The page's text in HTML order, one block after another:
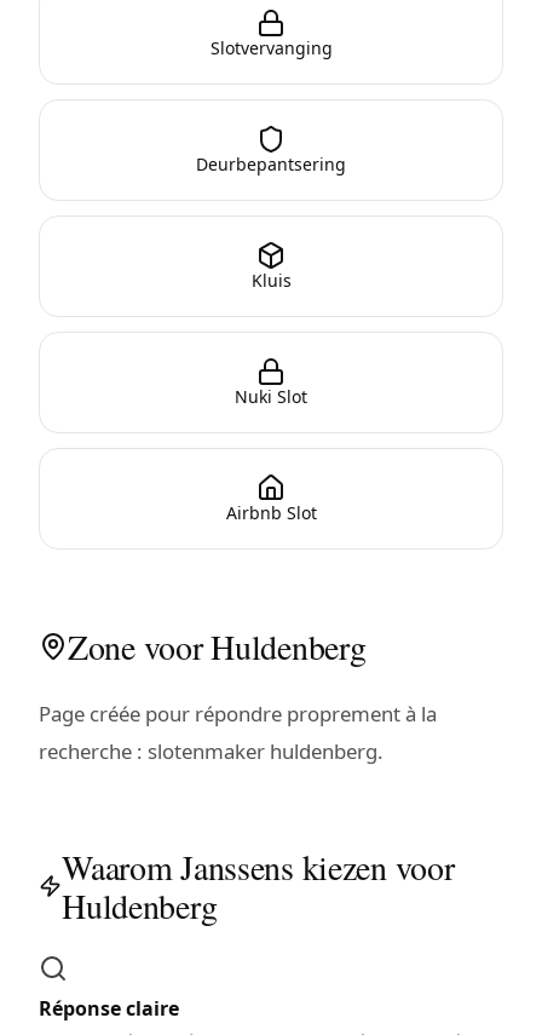
Slotvervanging
Deurbepantsering
Kluis
Nuki Slot
Airbnb Slot
Zone voor Huldenberg
Page créée pour répondre proprement à la
recherche : slotenmaker huldenberg.
Waarom Janssens kiezen voor
Huldenberg
Réponse claire